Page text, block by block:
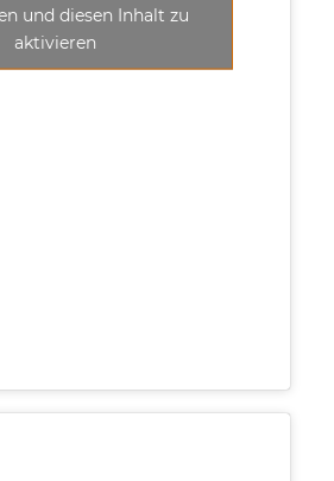
und diesen Inhalt zu
aktivieren